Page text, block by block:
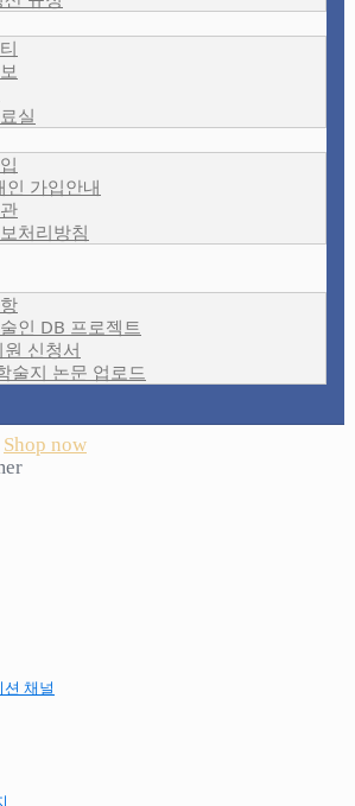
실
인 가입안내
처리방침
인 DB 프로젝트
신청서
술지 논문 업로드
Shop now
채널